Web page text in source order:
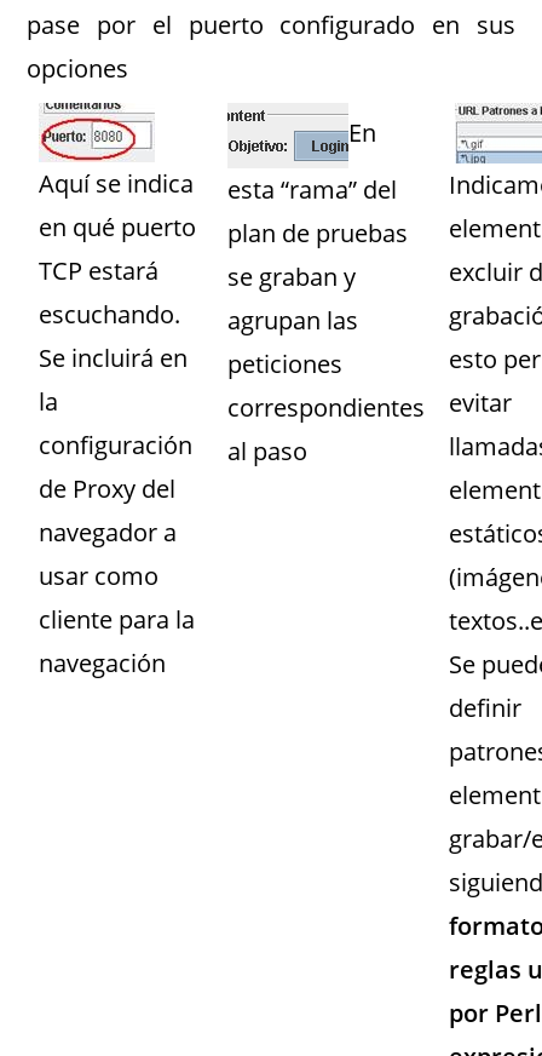
pase por el puerto configurado en sus
opciones
Aquí se indica
en qué puerto
TCP estará
escuchando.
Se incluirá en
la
configuración
de Proxy del
navegador a
usar como
cliente para la
navegación
En
esta “rama” del
plan de pruebas
se graban y
agrupan las
peticiones
correspondientes
al paso
excluir
esto
evitar
Se
definir
grabar/
reglas
por